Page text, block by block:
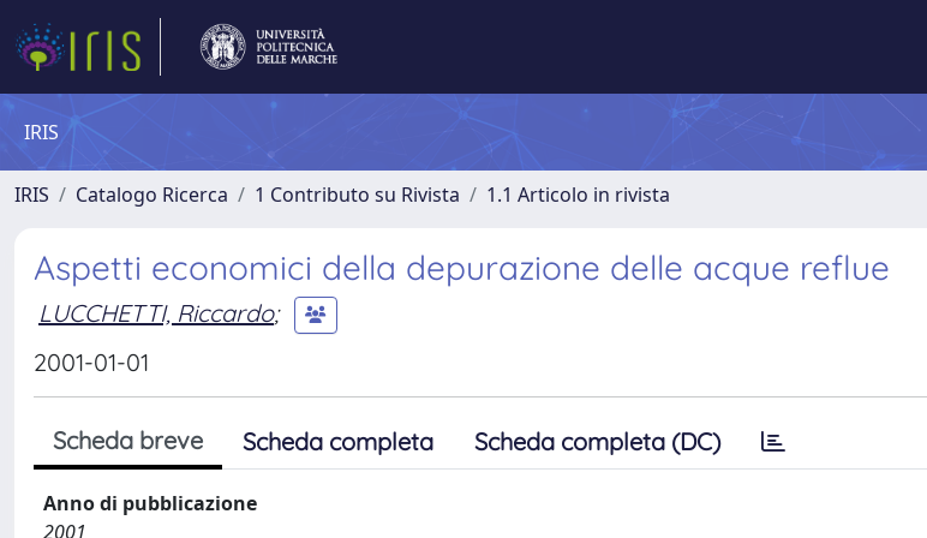
IRIS
IRIS Catalogo Ricerca 1 Contributo su Rivista 1.1 Articolo in rivista
Aspetti economici della depurazione delle acque reflue
LUCCHETTI, Riccardo;
2001-01-01
Scheda breve Scheda completa Scheda completa (DC)
Anno di pubblicazione
2001